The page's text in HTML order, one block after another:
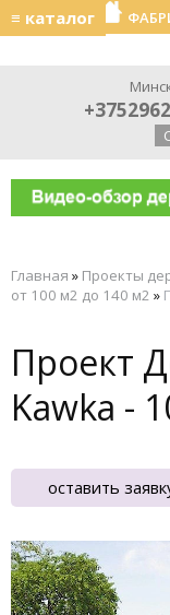
≡ каталог
Главная » Проекты
от 100 м2 до 140 м2 »
Проект
Kawka -
оставить